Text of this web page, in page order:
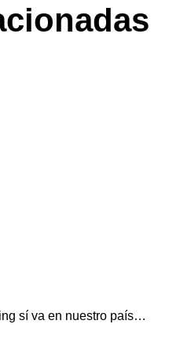
sí va en nuestro país…